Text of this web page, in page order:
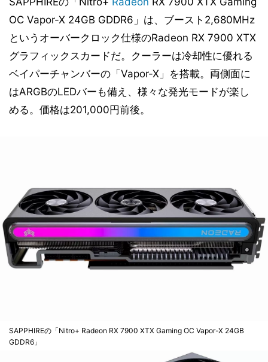
OC Vapor-X 24GB GDDR6」は、ブースト2,680MHz
というオーバークロック仕様のRadeon RX 7900 XTX
グラフィックスカードだ。クーラーは冷却性に優れる
ベイパーチャンバーの「Vapor-X」を搭載。両側面に
はARGBのLEDバーも備え、様々な発光モードが楽し
める。価格は201,000円前後。
SAPPHIREの「Nitro+ Radeon RX 7900 XTX Gaming OC Vapor-X 24GB
GDDR6」